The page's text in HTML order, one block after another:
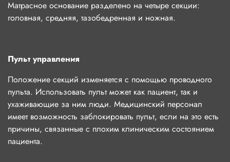
Матрасное основание разделено на четыре секции:
головная, средняя, тазобедренная и ножная.
Пульт управления
Положение секций изменяется с помощью проводного
пульта. Использовать пульт может как пациент, так и
ухаживающие за ним люди. Медицинский персонал
имеет возможность заблокировать пульт, если на это есть
причины, связанные с плохим клиническим состоянием
пациента.